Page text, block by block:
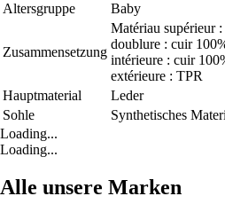
Altersgruppe
Baby
Zusammensetzung
Matériau supérieur
doublure : cuir
intérieure : cuir
extérieure : TPR
Hauptmaterial
Leder
Sohle
Synthetisches
Loading...
Loading...
Alle unsere Marken